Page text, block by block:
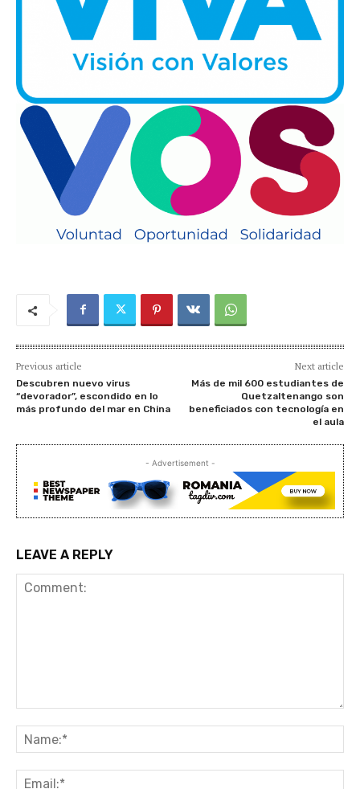
Previous article
Descubren nuevo virus
“devorador”, escondido en lo
más profundo del mar en China
Next article
Más de mil 600 estudiantes de
Quetzaltenango son
beneficiados con tecnología en
el aula
- Advertisement -
LEAVE A REPLY